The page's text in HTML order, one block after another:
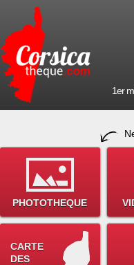
1er
PHOTOTHEQUE
CARTE
DES